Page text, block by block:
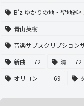
B'z ゆかりの地・聖地巡礼
青山英樹
音楽サブスクリプション
新曲
72 清 72
オリコン
69